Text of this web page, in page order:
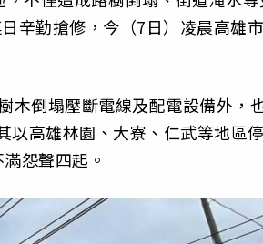
辛勤搶修，今（7日）凌晨高雄市
木倒塌壓斷電線及配電設備外，
以高雄林園、大寮、仁武等地區
怨聲四起。